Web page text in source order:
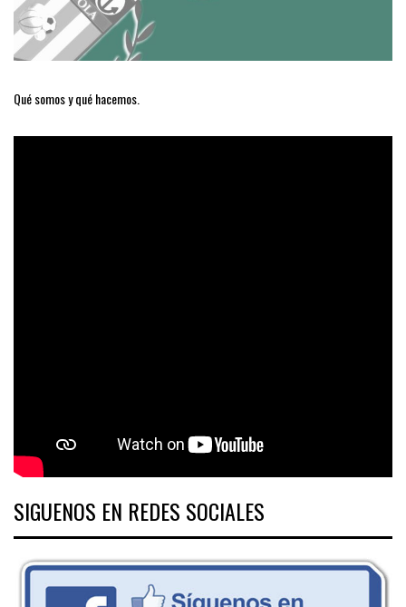
Qué somos y qué hacemos.
SIGUENOS EN REDES SOCIALES